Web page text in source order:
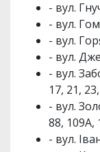
- вул.
- вул.
- вул.
- вул.
- вул.
17, 21,
- вул.
88, 109А,
- вул.